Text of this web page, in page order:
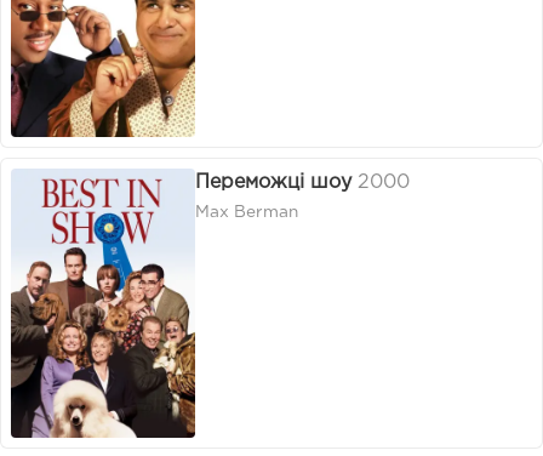
Переможці шоу 2000
Max Berman